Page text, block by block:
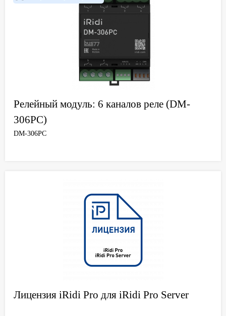
Релейный модуль: 6 каналов реле (DM-
306PC)
DM-306PC
Лицензия iRidi Pro для iRidi Pro Server